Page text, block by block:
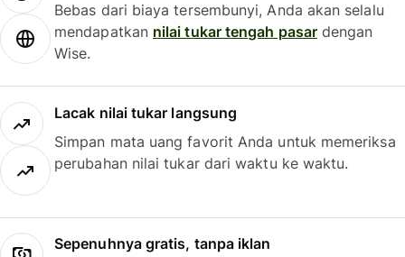
Bebas dari biaya tersembunyi, Anda akan selalu
mendapatkan nilai tukar tengah pasardengan
Wise.
Lacak nilai tukar langsung
Simpan mata uang favorit Anda untuk memeriksa
perubahan nilai tukar dari waktu ke waktu.
Sepenuhnya gratis, tanpa iklan